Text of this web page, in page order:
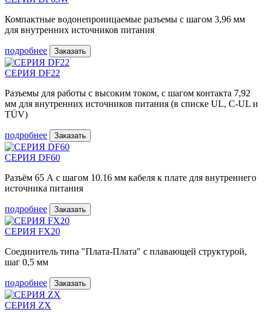
Компактные водонепроницаемые разъемы с шагом 3,96 мм
для внутренних источников питания
подробнее Заказать
СЕРИЯ DF22
Разъемы для работы с высоким током, с шагом контакта 7,92
мм для внутренних источников питания (в списке UL, C-UL и
TÜV)
подробнее Заказать
СЕРИЯ DF60
Разъём 65 А с шагом 10.16 мм кабеля к плате для внутреннего
источника питания
подробнее Заказать
СЕРИЯ FX20
Соединитель типа "Плата-Плата" с плавающей структурой,
шаг 0,5 мм
подробнее Заказать
СЕРИЯ ZX